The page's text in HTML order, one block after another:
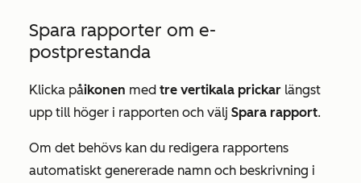
Spara rapporter om e-
postprestanda
Klicka påikonen med tre vertikala prickar längst
upp till höger i rapporten och välj Spara rapport.
Om det behövs kan du redigera rapportens
automatiskt genererade namn och beskrivning i